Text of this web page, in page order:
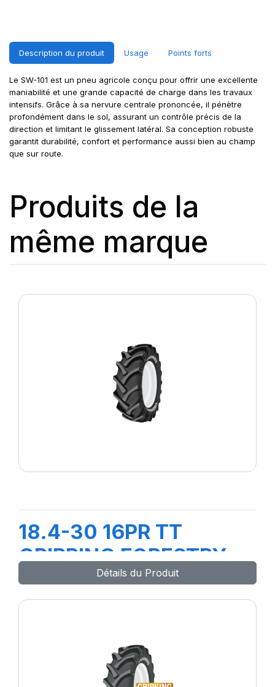
Description du produit Usage Points forts
Le SW-101 est un pneu agricole conçu pour offrir une excellente
maniabilité et une grande capacité de charge dans les travaux
intensifs. Grâce à sa nervure centrale prononcée, il pénètre
profondément dans le sol, assurant un contrôle précis de la
direction et limitant le glissement latéral. Sa conception robuste
garantit durabilité, confort et performance aussi bien au champ
que sur route.
Produits de la
même marque
18.4-30 16PR TT
GRIPPING FORESTRY
Détails du Produit